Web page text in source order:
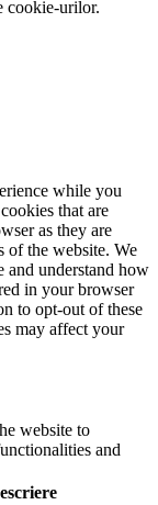
cookie-urilor.
while you
that are
as they are
of the website. We
and understand how
in your browser
to opt-out of these
may affect your
website to
and